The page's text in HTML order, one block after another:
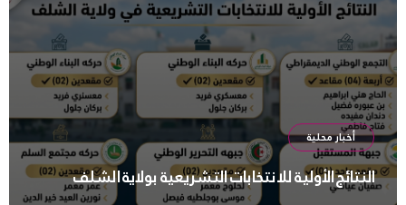
أخبار محلية
النتائج الأولية للانتخابات التشريعية بولاية الشلف